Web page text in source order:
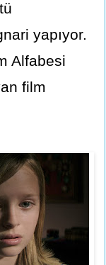
yapıyor.
Alfabesi
film